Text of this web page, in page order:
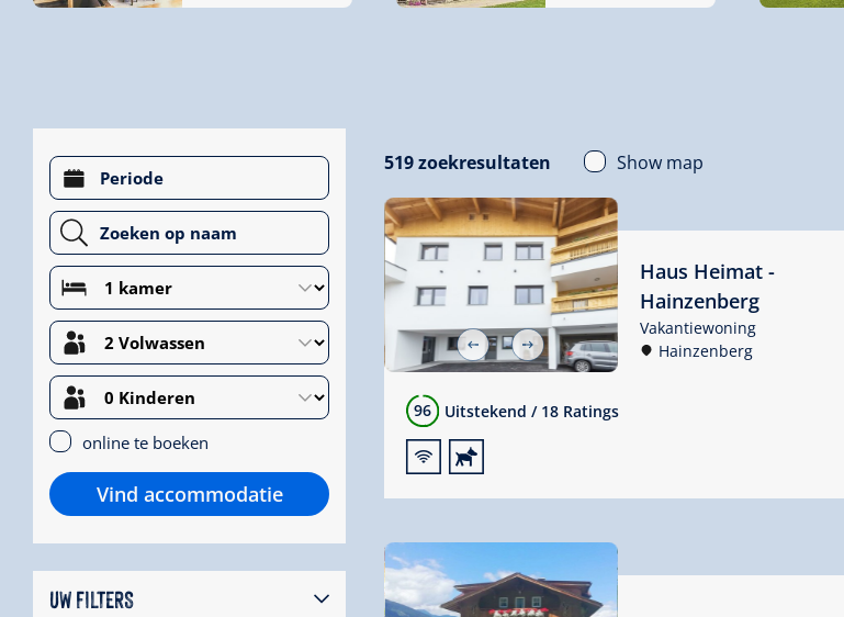
online te boeken
Vind accommodatie
UW FILTERS
519zoekresultaten Show map
Haus Heimat -
Hainzenberg
Vakantiewoning
Hainzenberg
96 Uitstekend / 18 Ratings
🜉🔮